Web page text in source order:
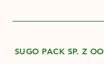
SUGO PACK SP. Z OO